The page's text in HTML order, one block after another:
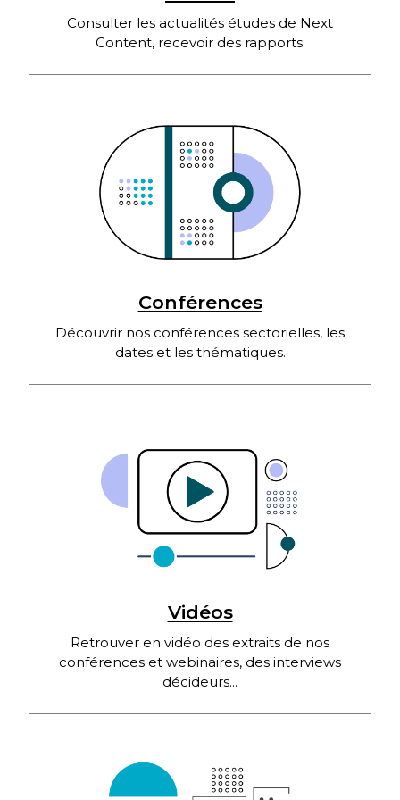
Consulter les actualités études de Next
Content, recevoir des rapports.
Conférences
Découvrir nos conférences sectorielles, les
dates et les thématiques.
Vidéos
Retrouver en vidéo des extraits de nos
conférences et webinaires, des interviews
décideurs...